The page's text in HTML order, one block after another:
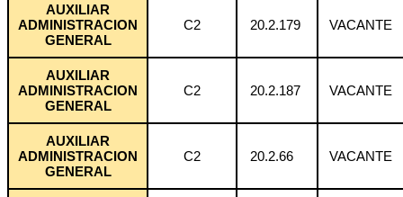
AUXILIAR
ADMINISTRACION
GENERAL
C2 20.2.179 VACANTE
AUXILIAR
ADMINISTRACION
GENERAL
C2 20.2.187 VACANTE
AUXILIAR
ADMINISTRACION
GENERAL
C2 20.2.66 VACANTE